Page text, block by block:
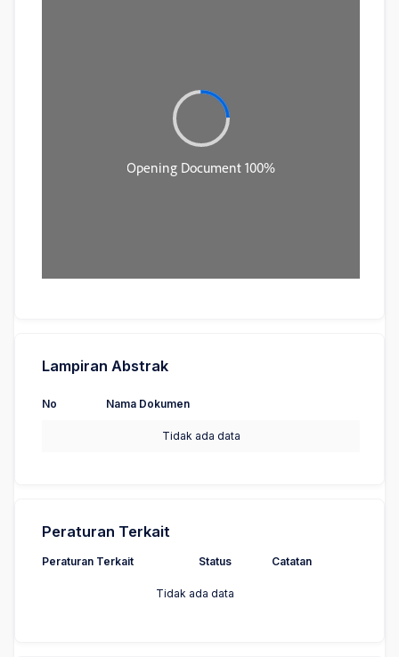
Lampiran Abstrak
No Nama Dokumen
Tidak ada data
Peraturan Terkait
Peraturan Terkait Status Catatan
Tidak ada data